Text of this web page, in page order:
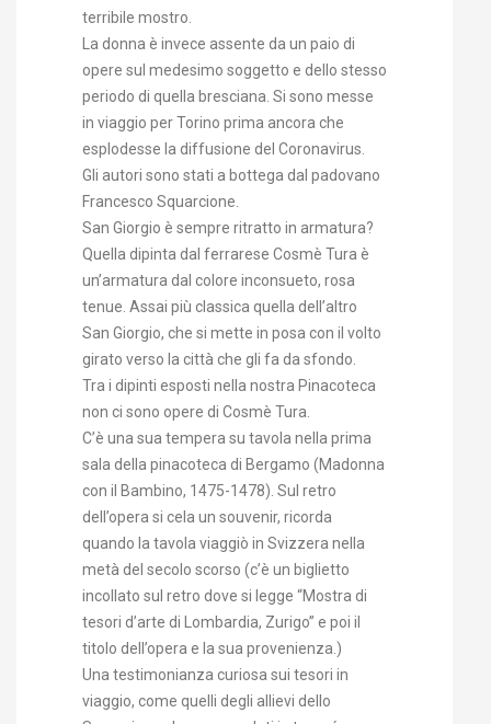
terribile mostro.
La donna è invece assente da un paio di
opere sul medesimo soggetto e dello stesso
periodo di quella bresciana. Si sono messe
in viaggio per Torino prima ancora che
esplodesse la diffusione del Coronavirus.
Gli autori sono stati a bottega dal padovano
Francesco Squarcione.
San Giorgio è sempre ritratto in armatura?
Quella dipinta dal ferrarese Cosmè Tura è
un’armatura dal colore inconsueto, rosa
tenue. Assai più classica quella dell’altro
San Giorgio, che si mette in posa con il volto
girato verso la città che gli fa da sfondo.
Tra i dipinti esposti nella nostra Pinacoteca
non ci sono opere di Cosmè Tura.
C’è una sua tempera su tavola nella prima
sala della pinacoteca di Bergamo (Madonna
con il Bambino, 1475-1478). Sul retro
dell’opera si cela un souvenir, ricorda
quando la tavola viaggiò in Svizzera nella
metà del secolo scorso (c’è un biglietto
incollato sul retro dove si legge “Mostra di
tesori d’arte di Lombardia, Zurigo” e poi il
titolo dell’opera e la sua provenienza.)
Una testimonianza curiosa sui tesori in
viaggio, come quelli degli allievi dello